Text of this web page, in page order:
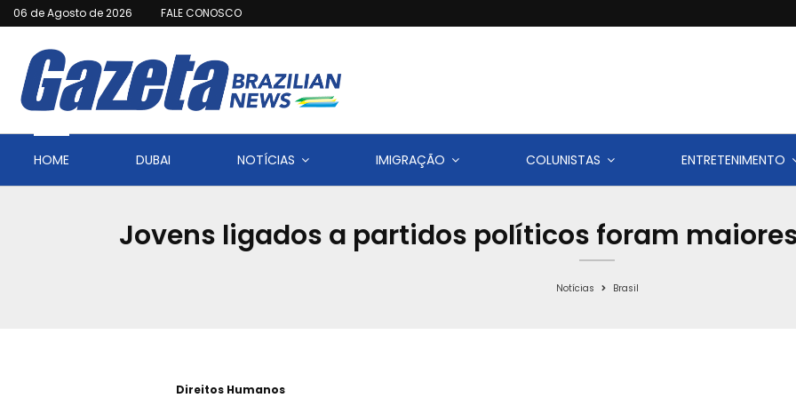
06 de Agosto de 2026 FALE CONOSCO
HOME DUBAI NOTÍCIAS IMIGRAÇÃO COLUNISTAS ENTRETENIMENTO
Jovens ligados a partidos políticos foram
Notícias Brasil
Direitos Humanos